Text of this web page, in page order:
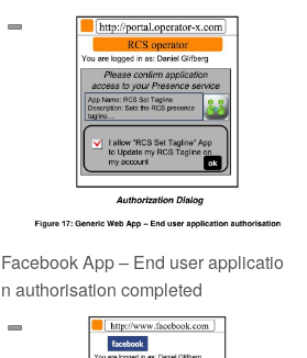
Facebook App – End user applicatio
n authorisation completed